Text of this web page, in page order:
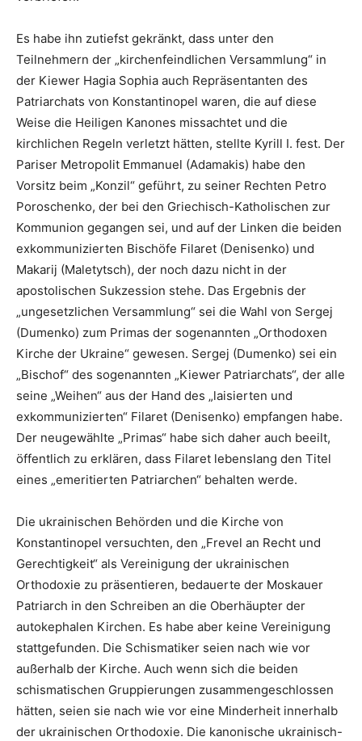
Es habe ihn zutiefst gekränkt, dass unter den
Teilnehmern der „kirchenfeindlichen Versammlung“ in
der Kiewer Hagia Sophia auch Repräsentanten des
Patriarchats von Konstantinopel waren, die auf diese
Weise die Heiligen Kanones missachtet und die
kirchlichen Regeln verletzt hätten, stellte Kyrill I. fest. Der
Pariser Metropolit Emmanuel (Adamakis) habe den
Vorsitz beim „Konzil“ geführt, zu seiner Rechten Petro
Poroschenko, der bei den Griechisch-Katholischen zur
Kommunion gegangen sei, und auf der Linken die beiden
exkommunizierten Bischöfe Filaret (Denisenko) und
Makarij (Maletytsch), der noch dazu nicht in der
apostolischen Sukzession stehe. Das Ergebnis der
„ungesetzlichen Versammlung“ sei die Wahl von Sergej
(Dumenko) zum Primas der sogenannten „Orthodoxen
Kirche der Ukraine“ gewesen. Sergej (Dumenko) sei ein
„Bischof“ des sogenannten „Kiewer Patriarchats“, der alle
seine „Weihen“ aus der Hand des „laisierten und
exkommunizierten“ Filaret (Denisenko) empfangen habe.
Der neugewählte „Primas“ habe sich daher auch beeilt,
öffentlich zu erklären, dass Filaret lebenslang den Titel
eines „emeritierten Patriarchen“ behalten werde.
Die ukrainischen Behörden und die Kirche von
Konstantinopel versuchten, den „Frevel an Recht und
Gerechtigkeit“ als Vereinigung der ukrainischen
Orthodoxie zu präsentieren, bedauerte der Moskauer
Patriarch in den Schreiben an die Oberhäupter der
autokephalen Kirchen. Es habe aber keine Vereinigung
stattgefunden. Die Schismatiker seien nach wie vor
außerhalb der Kirche. Auch wenn sich die beiden
schismatischen Gruppierungen zusammengeschlossen
hätten, seien sie nach wie vor eine Minderheit innerhalb
der ukrainischen Orthodoxie. Die kanonische ukrainisch-